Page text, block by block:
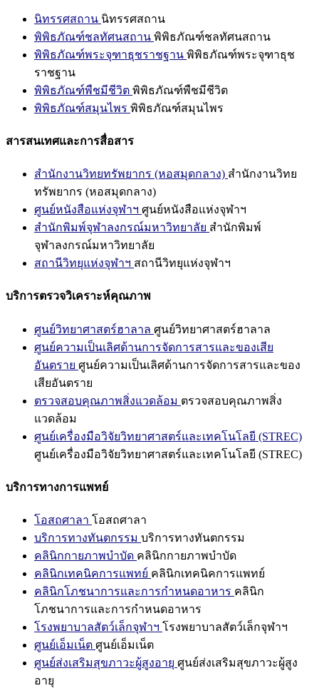
นิทรรศสถาน นิทรรศสถาน
พิพิธภัณฑ์ชลทัศนสถาน พิพิธภัณฑ์ชลทัศนสถาน
พิพิธภัณฑ์พระจุฑาธุชราชฐาน พิพิธภัณฑ์พระจุฑาธุช
ราชฐาน
พิพิธภัณฑ์พืชมีชีวิต พิพิธภัณฑ์พืชมีชีวิต
พิพิธภัณฑ์สมุนไพร พิพิธภัณฑ์สมุนไพร
สารสนเทศและการสื่อสาร
สำนักงานวิทยทรัพยากร (หอสมุดกลาง) สำนักงานวิทย
ทรัพยากร (หอสมุดกลาง)
ศูนย์หนังสือแห่งจุฬาฯ ศูนย์หนังสือแห่งจุฬาฯ
สำนักพิมพ์จุฬาลงกรณ์มหาวิทยาลัย สำนักพิมพ์
จุฬาลงกรณ์มหาวิทยาลัย
สถานีวิทยุแห่งจุฬาฯ สถานีวิทยุแห่งจุฬาฯ
บริการตรวจวิเคราะห์คุณภาพ
ศูนย์วิทยาศาสตร์ฮาลาล ศูนย์วิทยาศาสตร์ฮาลาล
ศูนย์ความเป็นเลิศด้านการจัดการสารและของเสีย
อันตราย ศูนย์ความเป็นเลิศด้านการจัดการสารและของ
เสียอันตราย
ตรวจสอบคุณภาพสิ่งแวดล้อม ตรวจสอบคุณภาพสิ่ง
แวดล้อม
ศูนย์เครื่องมือวิจัยวิทยาศาสตร์และเทคโนโลยี (STREC)
ศูนย์เครื่องมือวิจัยวิทยาศาสตร์และเทคโนโลยี (STREC)
บริการทางการแพทย์
โอสถศาลา โอสถศาลา
บริการทางทันตกรรม บริการทางทันตกรรม
คลินิกกายภาพบำบัด คลินิกกายภาพบำบัด
คลินิกเทคนิคการแพทย์ คลินิกเทคนิคการแพทย์
คลินิกโภชนาการและการกำหนดอาหาร คลินิก
โภชนาการและการกำหนดอาหาร
โรงพยาบาลสัตว์เล็กจุฬาฯ โรงพยาบาลสัตว์เล็กจุฬาฯ
ศูนย์เอ็มเน็ต ศูนย์เอ็มเน็ต
ศูนย์ส่งเสริมสุขภาวะผู้สูงอายุ ศูนย์ส่งเสริมสุขภาวะผู้สูง
อายุ